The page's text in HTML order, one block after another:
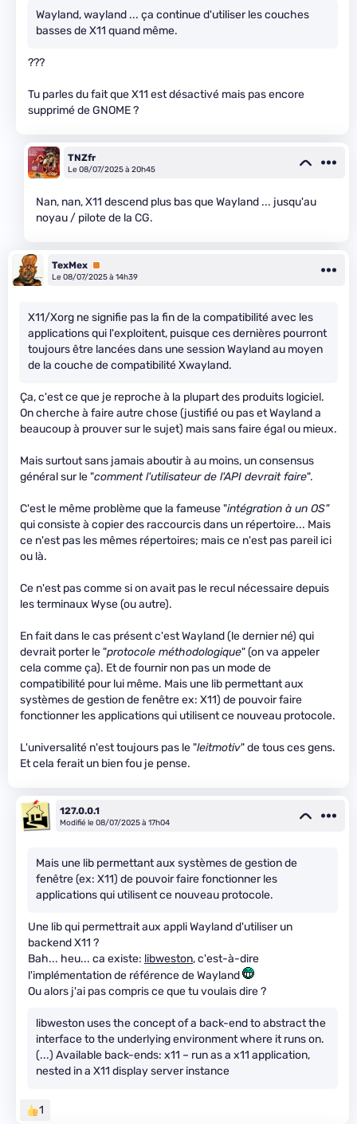
Wayland, wayland ... ça continue d'utiliser les couches
basses de X11 quand même.
???
Tu parles du fait que X11 est désactivé mais pas encore
supprimé de GNOME ?
TNZfr
Le 08/07/2025 à 20h45
Nan, nan, X11 descend plus bas que Wayland ... jusqu'au
noyau / pilote de la CG.
TexMex Premium
Le 08/07/2025 à 14h39
X11/Xorg ne signifie pas la fin de la compatibilité avec les
applications qui l'exploitent, puisque ces dernières pourront
toujours être lancées dans une session Wayland au moyen
de la couche de compatibilité Xwayland.
Ça, c'est ce que je reproche à la plupart des produits logiciel.
On cherche à faire autre chose (justifié ou pas et Wayland a
beaucoup à prouver sur le sujet) mais sans faire égal ou mieux.
Mais surtout sans jamais aboutir à au moins, un consensus
général sur le "comment l'utilisateur de l'API devrait faire".
C'est le même problème que la fameuse "intégration à un OS"
qui consiste à copier des raccourcis dans un répertoire... Mais
ce n'est pas les mêmes répertoires; mais ce n'est pas pareil ici
ou là.
Ce n'est pas comme si on avait pas le recul nécessaire depuis
les terminaux Wyse (ou autre).
En fait dans le cas présent c'est Wayland (le dernier né) qui
devrait porter le "protocole méthodologique" (on va appeler
cela comme ça). Et de fournir non pas un mode de
compatibilité pour lui même. Mais une lib permettant aux
systèmes de gestion de fenêtre ex: X11) de pouvoir faire
fonctionner les applications qui utilisent ce nouveau protocole.
L'universalité n'est toujours pas le "leitmotiv" de tous ces gens.
Et cela ferait un bien fou je pense.
127.0.0.1
Modifié le 08/07/2025 à 17h04
Mais une lib permettant aux systèmes de gestion de
fenêtre (ex: X11) de pouvoir faire fonctionner les
applications qui utilisent ce nouveau protocole.
Une lib qui permettrait aux appli Wayland d'utiliser un
backend X11 ?
Bah... heu... ca existe: libweston, c'est-à-dire
l'implémentation de référence de Wayland
Ou alors j'ai pas compris ce que tu voulais dire ?
libweston uses the concept of a back-end to abstract the
interface to the underlying environment where it runs on.
(...) Available back-ends: x11 – run as a x11 application,
nested in a X11 display server instance
1